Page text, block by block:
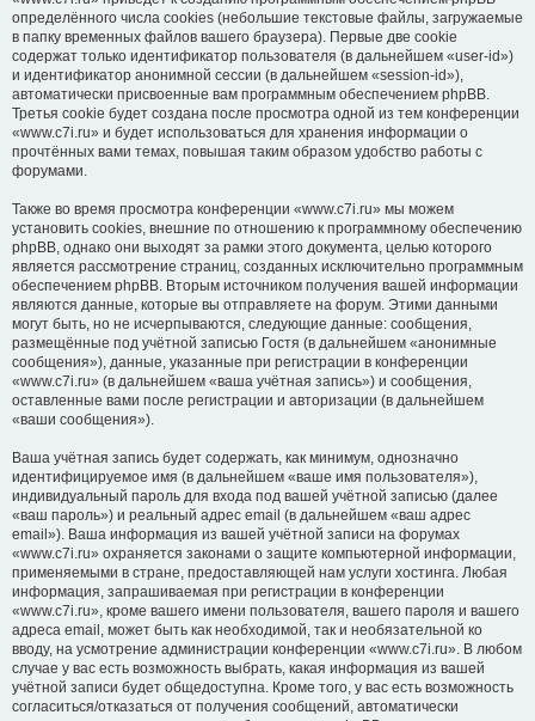
определённого числа cookies (небольшие текстовые файлы, загружаемые
в папку временных файлов вашего браузера). Первые две cookie
содержат только идентификатор пользователя (в дальнейшем «user-id»)
и идентификатор анонимной сессии (в дальнейшем «session-id»),
автоматически присвоенные вам программным обеспечением phpBB.
Третья cookie будет создана после просмотра одной из тем конференции
«www.c7i.ru» и будет использоваться для хранения информации о
прочтённых вами темах, повышая таким образом удобство работы с
форумами.
Также во время просмотра конференции «www.c7i.ru» мы можем
установить cookies, внешние по отношению к программному обеспечению
phpBB, однако они выходят за рамки этого документа, целью которого
является рассмотрение страниц, созданных исключительно программным
обеспечением phpBB. Вторым источником получения вашей информации
являются данные, которые вы отправляете на форум. Этими данными
могут быть, но не исчерпываются, следующие данные: сообщения,
размещённые под учётной записью Гостя (в дальнейшем «анонимные
сообщения»), данные, указанные при регистрации в конференции
«www.c7i.ru» (в дальнейшем «ваша учётная запись») и сообщения,
оставленные вами после регистрации и авторизации (в дальнейшем
«ваши сообщения»).
Ваша учётная запись будет содержать, как минимум, однозначно
идентифицируемое имя (в дальнейшем «ваше имя пользователя»),
индивидуальный пароль для входа под вашей учётной записью (далее
«ваш пароль») и реальный адрес email (в дальнейшем «ваш адрес
email»). Ваша информация из вашей учётной записи на форумах
«www.c7i.ru» охраняется законами о защите компьютерной информации,
применяемыми в стране, предоставляющей нам услуги хостинга. Любая
информация, запрашиваемая при регистрации в конференции
«www.c7i.ru», кроме вашего имени пользователя, вашего пароля и вашего
адреса email, может быть как необходимой, так и необязательной ко
вводу, на усмотрение администрации конференции «www.c7i.ru». В любом
случае у вас есть возможность выбрать, какая информация из вашей
учётной записи будет общедоступна. Кроме того, у вас есть возможность
согласиться/отказаться от получения сообщений, автоматически